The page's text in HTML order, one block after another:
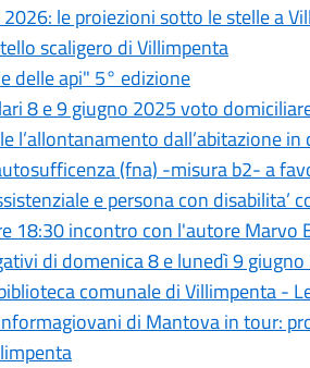
2026: le proiezioni sotto le stelle a
scaligero di Villimpenta
delle api" 5° edizione
8 e 9 giugno 2025 voto
l’allontanamento dall’abitazione
(fna) -misura b2- a
e persona con disabilita’
18:30 incontro con l'autore Marvo
di domenica 8 e lunedì 9
comunale di Villimpenta -
di Mantova in tour: